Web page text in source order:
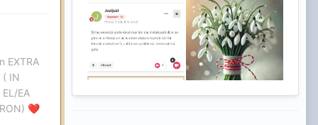
EXTRA
( IN
EL/EA
❤️